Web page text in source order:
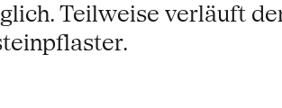
Teilweise verläuft